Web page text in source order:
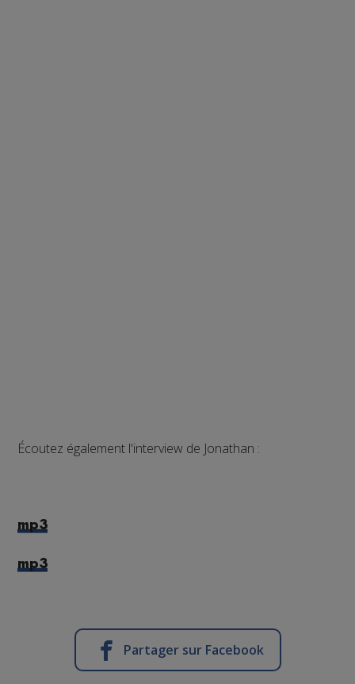
Écoutez également l'interview de Jonathan :
mp3
mp3
Partager sur Facebook